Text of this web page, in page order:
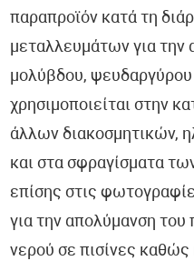
παραπροϊόν κατά τη
μεταλλευμάτων για την
μολύβδου,
χρησιμοποιείται στην
άλλων διακοσμητικών,
και στα σφραγίσματα
επίσης στις
για την απολύμανση του
νερού σε πισίνες